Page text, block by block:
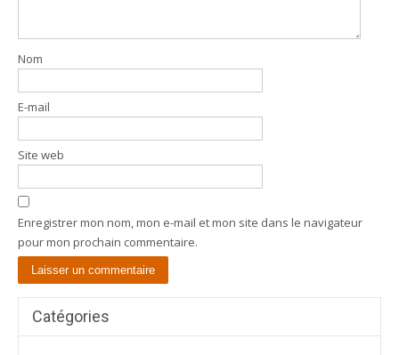
Nom
E-mail
Site web
Enregistrer mon nom, mon e-mail et mon site dans le navigateur
pour mon prochain commentaire.
Catégories